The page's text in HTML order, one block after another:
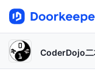
CoderDojo二